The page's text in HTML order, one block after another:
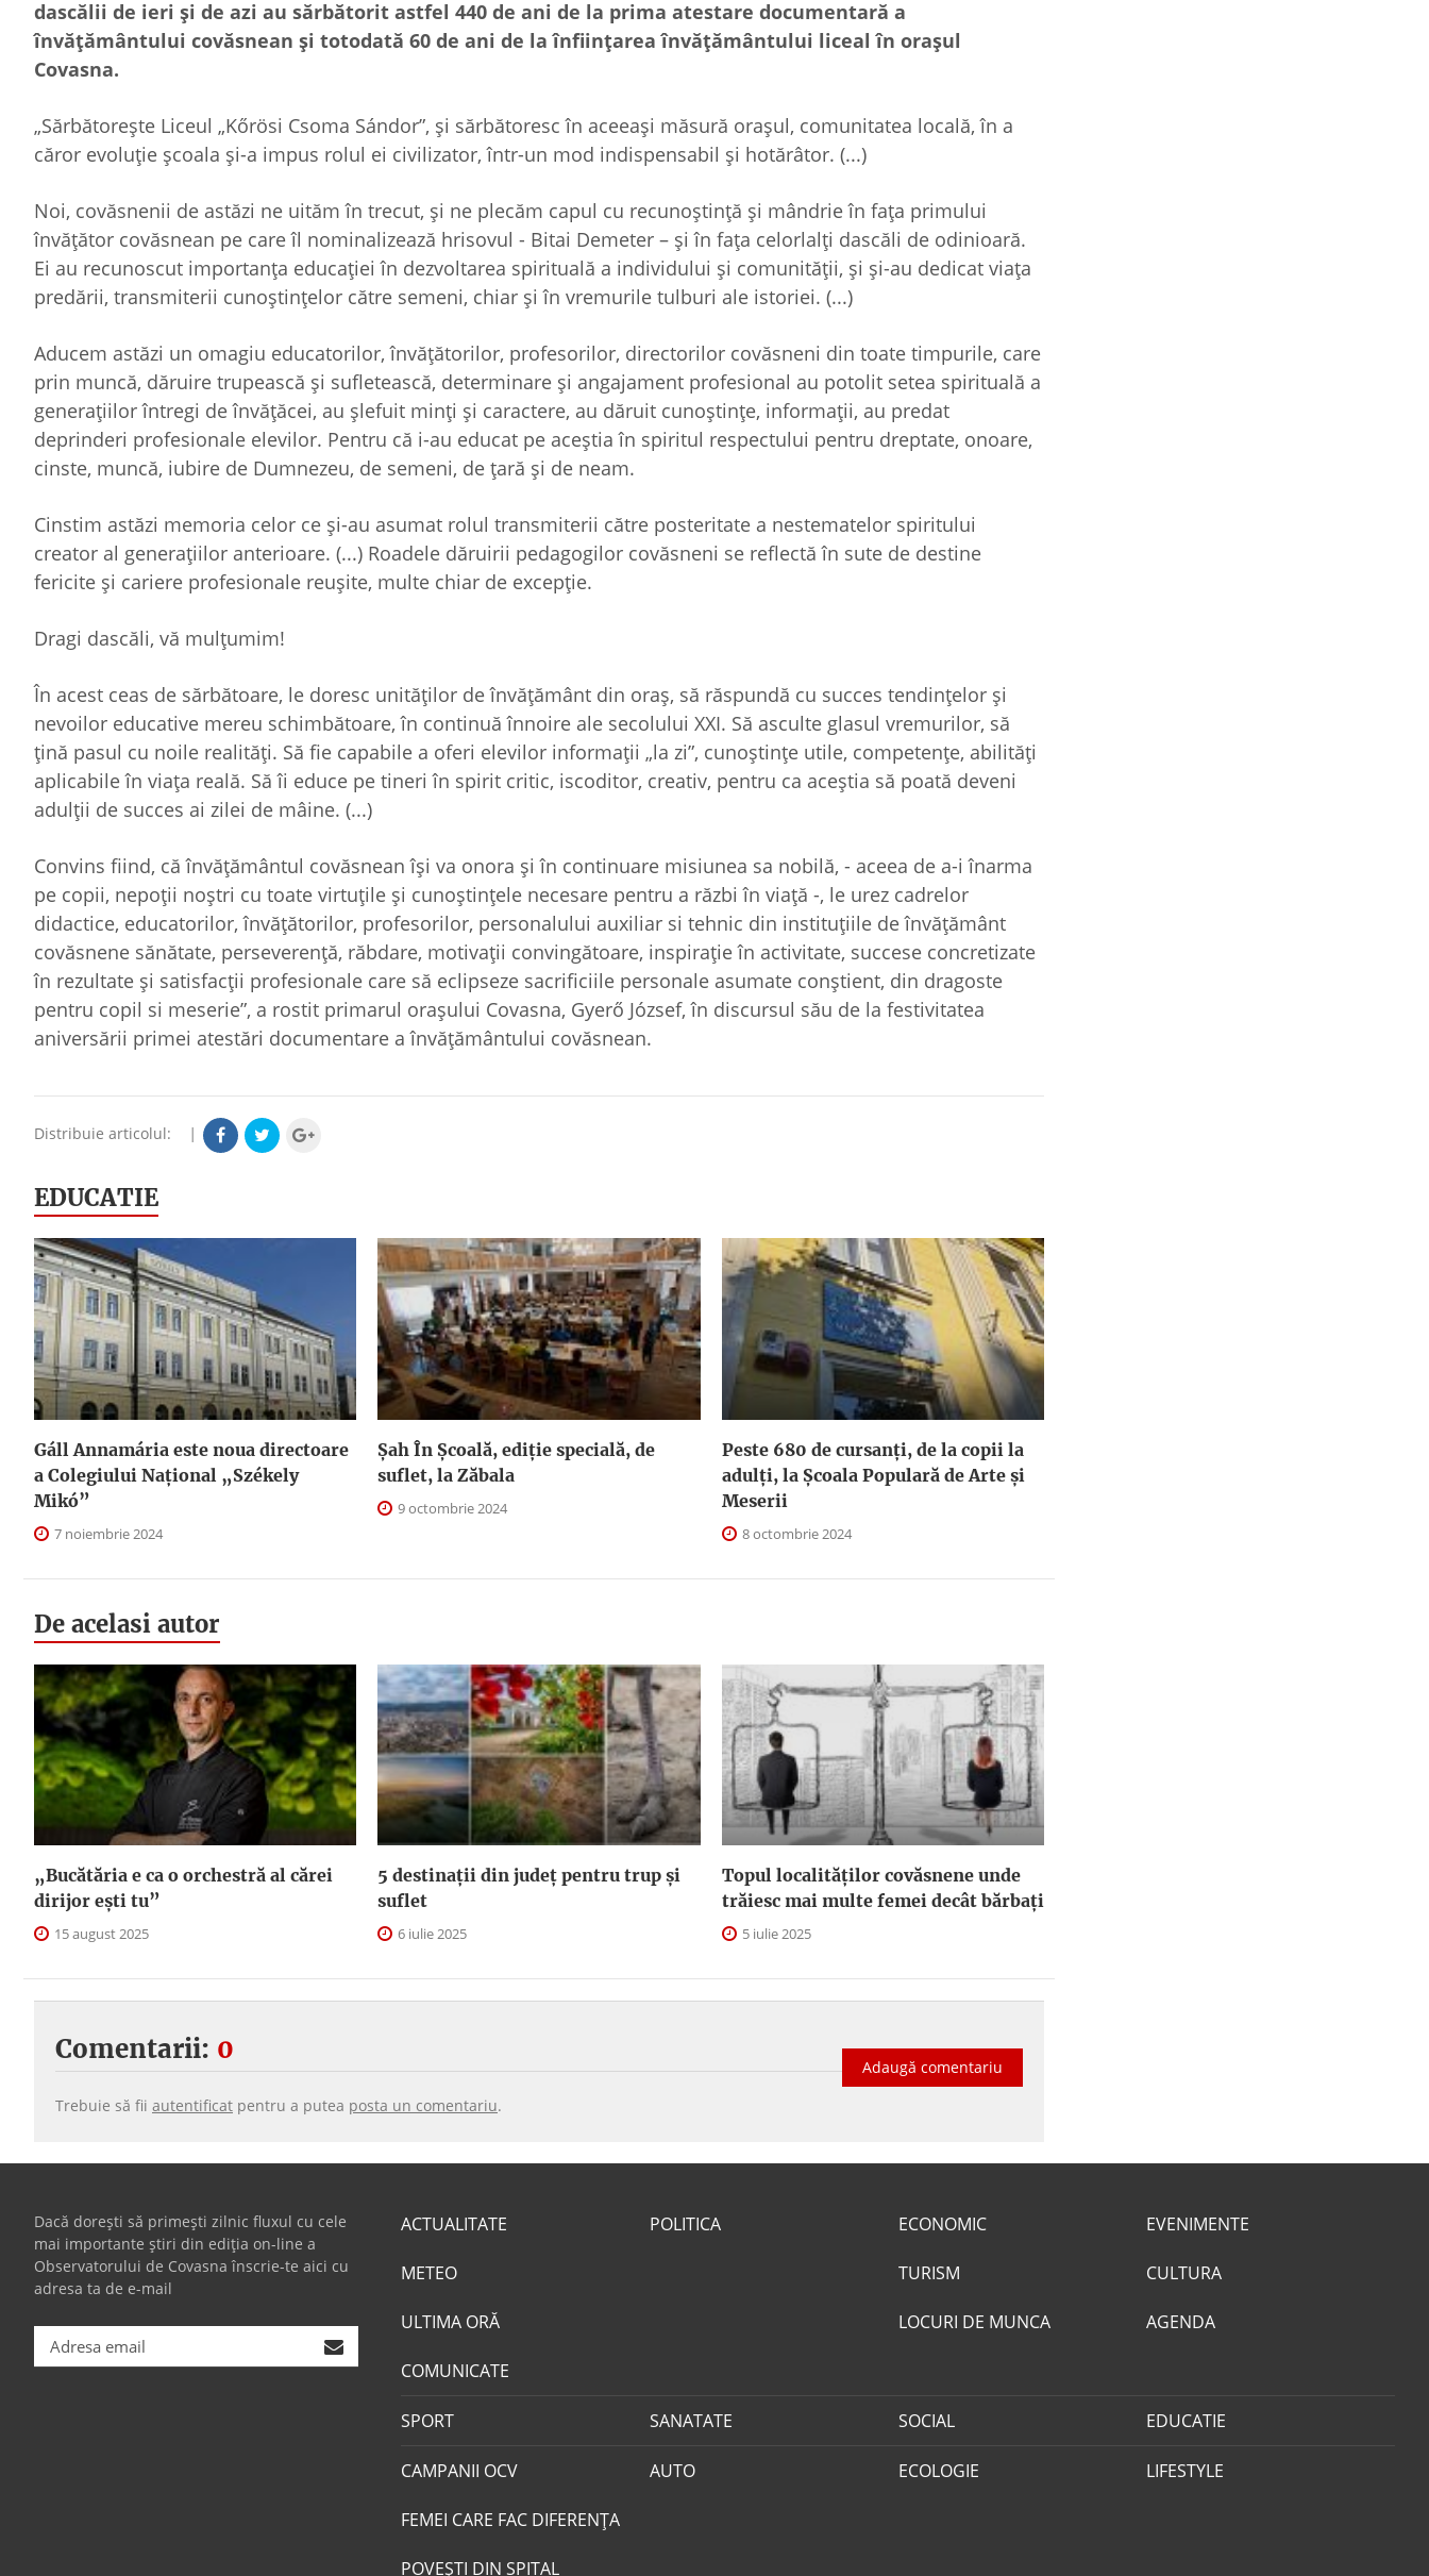
dascălii de ieri și de azi au sărbătorit astfel 440 de ani de la prima atestare documentară a
învățământului covăsnean și totodată 60 de ani de la înființarea învățământului liceal în orașul
Covasna.
„Sărbătorește Liceul „Kőrösi Csoma Sándor”, și sărbătoresc în aceeași măsură orașul, comunitatea locală, în a
căror evoluție școala și-a impus rolul ei civilizator, într-un mod indispensabil și hotărâtor. (...)
Noi, covăsnenii de astăzi ne uităm în trecut, și ne plecăm capul cu recunoștință și mândrie în fața primului
învățător covăsnean pe care îl nominalizează hrisovul - Bitai Demeter – și în fața celorlalți dascăli de odinioară.
Ei au recunoscut importanța educației în dezvoltarea spirituală a individului și comunității, și și-au dedicat viața
predării, transmiterii cunoștințelor către semeni, chiar și în vremurile tulburi ale istoriei. (...)
Aducem astăzi un omagiu educatorilor, învățătorilor, profesorilor, directorilor covăsneni din toate timpurile, care
prin muncă, dăruire trupească și sufletească, determinare și angajament profesional au potolit setea spirituală a
generațiilor întregi de învățăcei, au șlefuit minți și caractere, au dăruit cunoștințe, informații, au predat
deprinderi profesionale elevilor. Pentru că i-au educat pe aceștia în spiritul respectului pentru dreptate, onoare,
cinste, muncă, iubire de Dumnezeu, de semeni, de țară și de neam.
Cinstim astăzi memoria celor ce și-au asumat rolul transmiterii către posteritate a nestematelor spiritului
creator al generațiilor anterioare. (...) Roadele dăruirii pedagogilor covăsneni se reflectă în sute de destine
fericite și cariere profesionale reușite, multe chiar de excepție.
Dragi dascăli, vă mulțumim!
În acest ceas de sărbătoare, le doresc unităților de învățământ din oraș, să răspundă cu succes tendințelor și
nevoilor educative mereu schimbătoare, în continuă înnoire ale secolului XXI. Să asculte glasul vremurilor, să
țină pasul cu noile realități. Să fie capabile a oferi elevilor informații „la zi”, cunoștințe utile, competențe, abilități
aplicabile în viața reală. Să îi educe pe tineri în spirit critic, iscoditor, creativ, pentru ca aceștia să poată deveni
adulții de succes ai zilei de mâine. (...)
Convins fiind, că învățământul covăsnean își va onora și în continuare misiunea sa nobilă, - aceea de a-i înarma
pe copii, nepoții noștri cu toate virtuțile și cunoștințele necesare pentru a răzbi în viață -, le urez cadrelor
didactice, educatorilor, învățătorilor, profesorilor, personalului auxiliar si tehnic din instituțiile de învățământ
covăsnene sănătate, perseverență, răbdare, motivații convingătoare, inspirație în activitate, succese concretizate
în rezultate și satisfacții profesionale care să eclipseze sacrificiile personale asumate conștient, din dragoste
pentru copil si meserie”, a rostit primarul orașului Covasna, Gyerő József, în discursul său de la festivitatea
aniversării primei atestări documentare a învățământului covăsnean.
Distribuie articolul: |
EDUCATIE
Gáll Annamária este noua directoare
a Colegiului Național „Székely
Mikó”
7 noiembrie 2024
Șah În Școală, ediție specială, de
suflet, la Zăbala
9 octombrie 2024
Peste 680 de cursanți, de la copii la
adulți, la Școala Populară de Arte și
Meserii
8 octombrie 2024
De acelasi autor
„Bucătăria e ca o orchestră al cărei
dirijor ești tu”
15 august 2025
5 destinații din județ pentru trup și
suflet
6 iulie 2025
Topul localităților covăsnene unde
trăiesc mai multe femei decât bărbați
5 iulie 2025
Comentarii: 0
Adaugă comentariu
Trebuie să fii autentificat pentru a putea posta un comentariu.
Dacă dorești să primești zilnic fluxul cu cele
mai importante știri din ediția on-line a
Observatorului de Covasna înscrie-te aici cu
adresa ta de e-mail
ACTUALITATE
METEO
ULTIMA ORĂ
COMUNICATE
POLITICA ECONOMIC
TURISM
LOCURI DE MUNCA
EVENIMENTE
CULTURA
AGENDA
SPORT SANATATE SOCIAL EDUCATIE
CAMPANII OCV
FEMEI CARE FAC DIFERENȚA
POVEŞTI DIN SPITAL
AUTO ECOLOGIE LIFESTYLE